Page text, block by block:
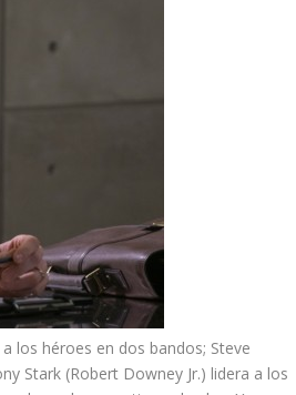
los héroes en dos bandos; Steve
Stark (Robert Downey Jr.) lidera a los